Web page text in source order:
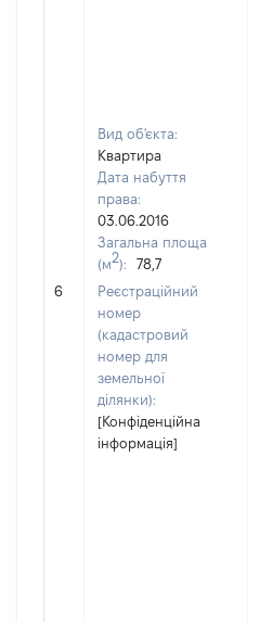
6
Вид об'єкта:
Квартира
Дата набуття
права:
03.06.2016
Загальна площа
(м2):
78,7
Реєстраційний
номер
(кадастровий
номер для
земельної
ділянки):
[Конфіденційна
інформація]